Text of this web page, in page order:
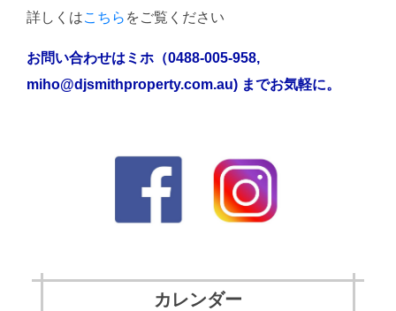
詳しくはこちら をご覧ください
お問い合わせはミホ（0488-005-958,
miho@djsmithproperty.com.au) までお気軽に。
カレンダー